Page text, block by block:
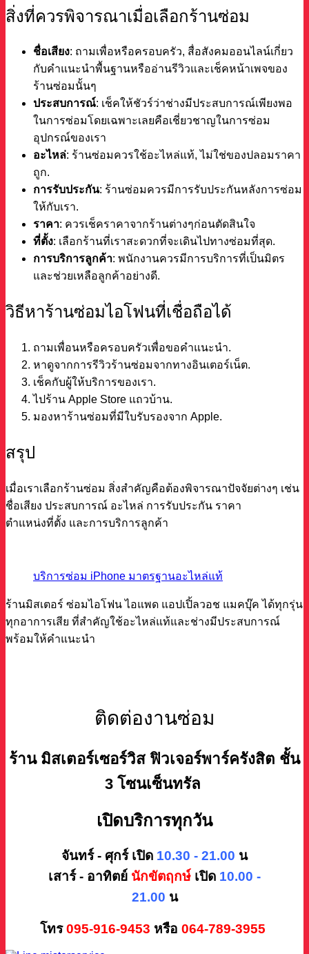
สิ่งที่ควรพิจารณาเมื่อเลือกร้านซ่อม
ชื่อเสียง: ถามเพื่อหรือครอบครัว, สื่อสังคมออนไลน์เกี่ยว
กับคำแนะนำพื้นฐานหรืออ่านรีวิวและเช็คหน้าเพจของ
ร้านซ่อมนั้นๆ
ประสบการณ์: เช็คให้ชัวร์ว่าช่างมีประสบการณ์เพียงพอ
ในการซ่อมโดยเฉพาะเลยคือเชี่ยวชาญในการซ่อม
อุปกรณ์ของเรา
อะไหล่: ร้านซ่อมควรใช้อะไหล่แท้, ไม่ใช่ของปลอมราคา
ถูก.
การรับประกัน: ร้านซ่อมควรมีการรับประกันหลังการซ่อม
ให้กับเรา.
ราคา: ควรเช็คราคาจากร้านต่างๆก่อนตัดสินใจ
ที่ตั้ง: เลือกร้านที่เราสะดวกที่จะเดินไปทางซ่อมที่สุด.
การบริการลูกค้า: พนักงานควรมีการบริการที่เป็นมิตร
และช่วยเหลือลูกค้าอย่างดี.
วิธีหาร้านซ่อมไอโฟนที่เชื่อถือได้
ถามเพื่อนหรือครอบครัวเพื่อขอคำแนะนำ.
หาดูจากการรีวิวร้านซ่อมจากทางอินเตอร์เน็ต.
เช็คกับผู้ให้บริการของเรา.
ไปร้าน Apple Store แถวบ้าน.
มองหาร้านซ่อมที่มีใบรับรองจาก Apple.
สรุป
เมื่อเราเลือกร้านซ่อม สิ่งสำคัญคือต้องพิจารณาปัจจัยต่างๆ เช่น
ชื่อเสียง ประสบการณ์ อะไหล่ การรับประกัน ราคา
ตำแหน่งที่ตั้ง และการบริการลูกค้า
บริการซ่อม iPhone มาตรฐานอะไหล่แท้
ร้านมิสเตอร์ ซ่อมไอโฟน ไอแพด แอปเปิ้ลวอช แมคบุ๊ค ได้ทุกรุ่น
ทุกอาการเสีย ที่สำคัญใช้อะไหล่แท้และช่างมีประสบการณ์
พร้อมให้คำแนะนำ
ติดต่องานซ่อม
ร้าน มิสเตอร์เซอร์วิส ฟิวเจอร์พาร์ครังสิต ชั้น
3 โซนเซ็นทรัล
เปิดบริการทุกวัน
จันทร์ - ศุกร์ เปิด 10.30 - 21.00 น
เสาร์ - อาทิตย์ นักขัตฤกษ์ เปิด 10.00 -
21.00 น
โทร095-916-9453 หรือ 064-789-3955